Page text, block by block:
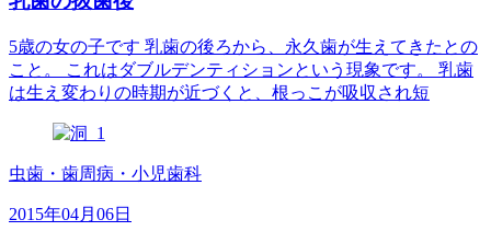
5歳の女の子です 乳歯の後ろから、永久歯が生えてきたとの
こと。 これはダブルデンティションという現象です。 乳歯
は生え変わりの時期が近づくと、根っこが吸収され短
虫歯・歯周病・小児歯科
2015年04月06日